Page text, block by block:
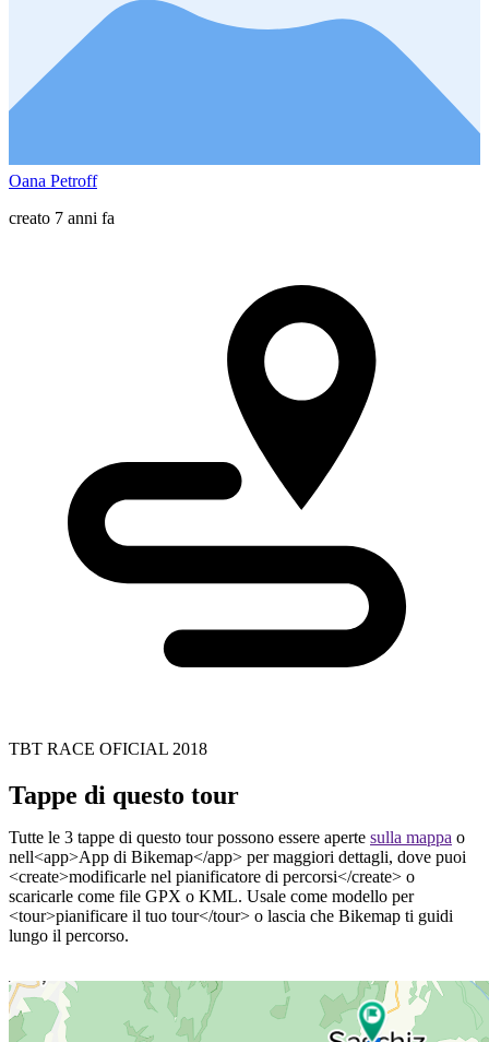
Oana Petroff
creato 7 anni fa
TBT RACE OFICIAL 2018
Tappe di questo tour
Tutte le 3 tappe di questo tour possono essere aperte sulla mappa o
nell<app>App di Bikemap</app> per maggiori dettagli, dove puoi
<create>modificarle nel pianificatore di percorsi</create> o
scaricarle come file GPX o KML. Usale come modello per
<tour>pianificare il tuo tour</tour> o lascia che Bikemap ti guidi
lungo il percorso.